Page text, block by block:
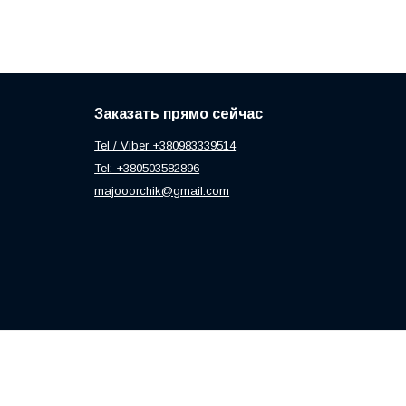
Заказать прямо сейчас
Tel / Viber +380983339514
Tel: +380503582896
majooorchik@gmail.com